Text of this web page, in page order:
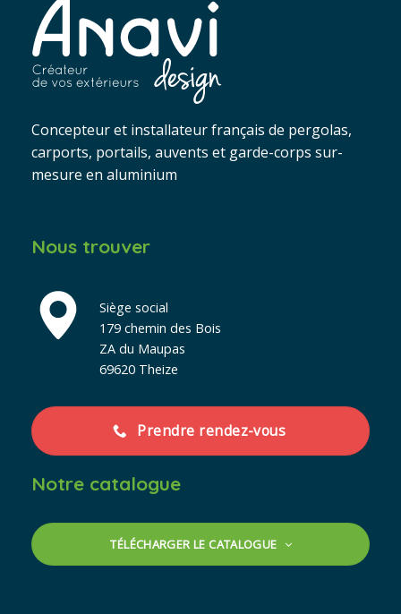
Concepteur et installateur français de pergolas,
carports, portails, auvents et garde-corps sur-
mesure en aluminium
Nous trouver
Siège social
179 chemin des Bois
ZA du Maupas
69620 Theize
Prendre rendez-vous
Notre catalogue
TÉLÉCHARGER LE CATALOGUE